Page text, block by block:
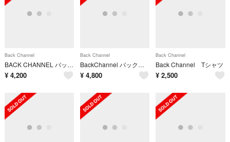
Back Channel
BACK CHANNEL バック チャンネル タンクトップ L 黒 【古着】【中古】【送料無料】
¥ 4,200
Back Channel
BackChannel バックチャンネル ロゴTシャツ ペイズリー CENJU
¥ 4,800
Back Channel
Back Channel Tシャツ
¥ 2,500